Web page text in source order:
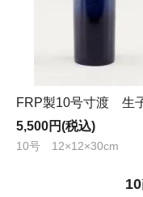
FRP製10号寸渡 生
5,500円(税込)
10号 12×12×30cm
10